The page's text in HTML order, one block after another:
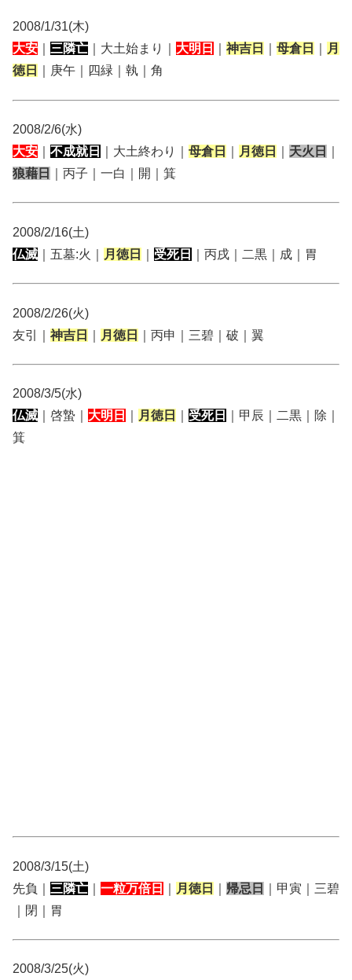
2008/1/31(木)
大安
三隣亡 ｜大土始まり｜ 大明日 神吉日 母倉日
月
徳日
｜庚午｜四緑｜執｜角
2008/2/6(水)
大安
不成就日 ｜大土終わり｜ 母倉日 月徳日 天火日
狼藉日
｜丙子｜一白｜開｜箕
2008/2/16(土)
仏滅 ｜五墓:火｜ 月徳日 受死日 ｜丙戌｜二黒｜成｜胃
2008/2/26(火)
友引｜ 神吉日 月徳日 ｜丙申｜三碧｜破｜翼
2008/3/5(水)
仏滅 ｜啓蟄｜ 大明日 月徳日 受死日
｜甲辰｜二黒｜除｜
箕
2008/3/15(土)
先負｜ 三隣亡 一粒万倍日 月徳日 帰忌日
｜甲寅｜三碧
｜閉｜胃
2008/3/25(火)